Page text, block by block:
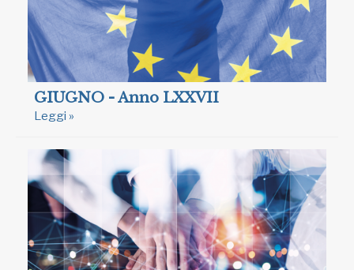
GIUGNO - Anno LXXVII
Leggi »